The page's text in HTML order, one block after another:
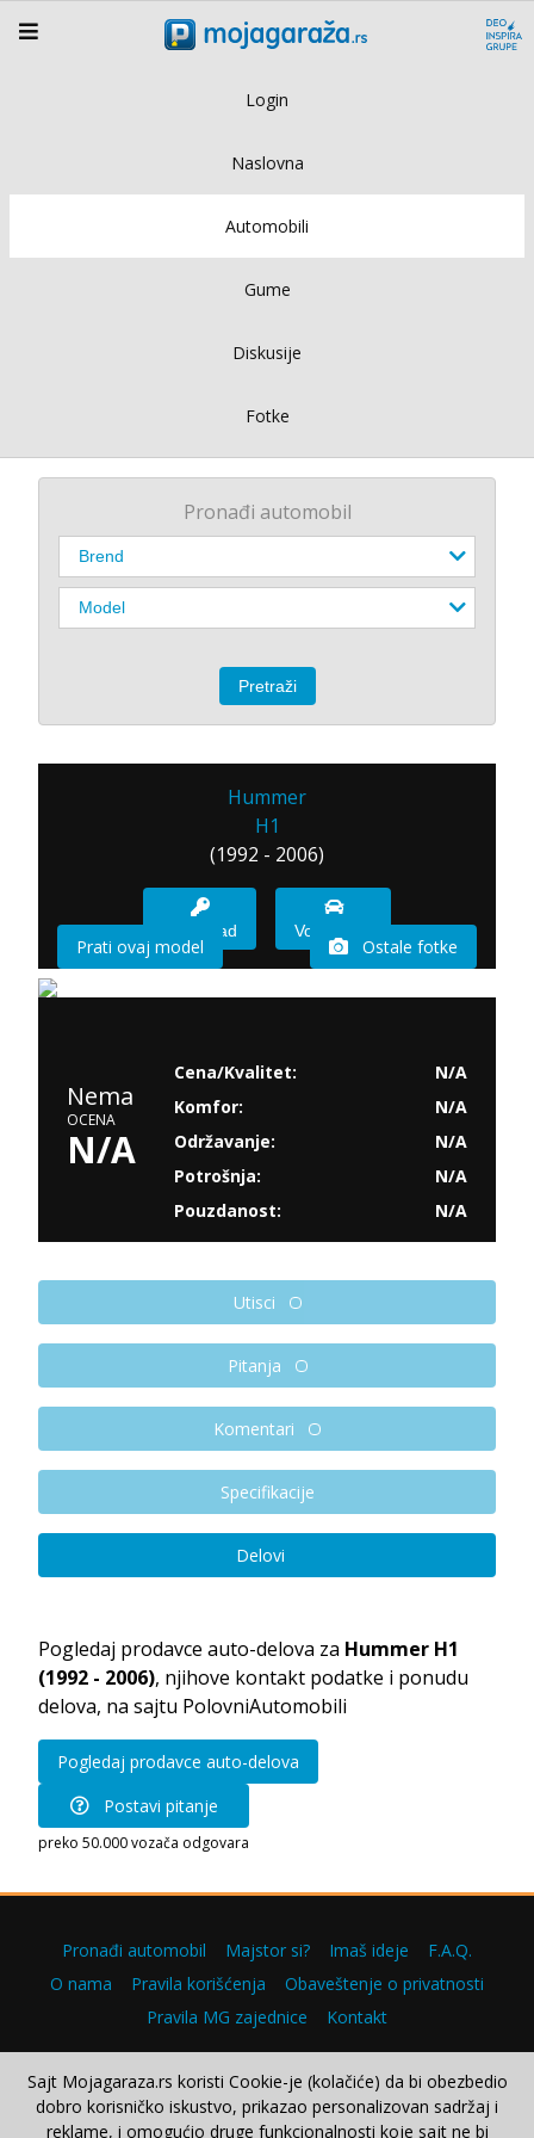
Login
Naslovna
Automobili
Gume
Diskusije
Fotke
Pronađi automobil
Hummer
H1
(1992 - 2006)
Imam sad Vozio sam
Prati ovaj model Ostale fotke
Nema
OCENA
N/A
Cena/Kvalitet:
N/A
Komfor:
N/A
Održavanje:
N/A
Potrošnja:
N/A
Pouzdanost:
N/A
Utisci
Pitanja
Komentari
Specifikacije
Delovi
Pogledaj prodavce auto-delova za Hummer H1
(1992 - 2006), njihove kontakt podatke i ponudu
delova, na sajtu PolovniAutomobili
Pogledaj prodavce auto-delova
Postavi pitanje
preko 50.000 vozača odgovara
Pronađi automobil Majstor si? Imaš ideje
F.A.Q.
O nama
Pravila korišćenja
Obaveštenje o privatnosti
Pravila MG zajednice
Kontakt
Copyright © 2000–2026.
Sajt Mojagaraza.rs koristi Cookie-je (kolačiće) da bi obezbedio
dobro korisničko iskustvo, prikazao personalizovan sadržaj i
reklame, i omogućio druge funkcionalnosti koje sajt ne bi